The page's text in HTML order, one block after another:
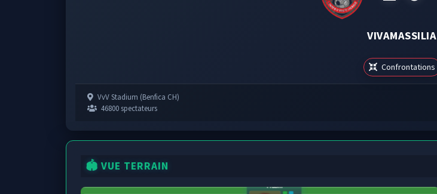
VIVAMASSILIA
Confrontations
VvV Stadium (Benfica CH)
46800 spectateurs
🏟️ VUE TERRAIN
Trubin